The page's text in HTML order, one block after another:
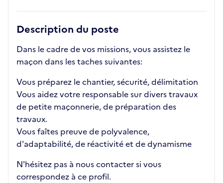
Description du poste
Dans le cadre de vos missions, vous assistez le
maçon dans les taches suivantes:
Vous préparez le chantier, sécurité, délimitation
Vous aidez votre responsable sur divers travaux
de petite maçonnerie, de préparation des
travaux.
Vous faîtes preuve de polyvalence,
d'adaptabilité, de réactivité et de dynamisme
N'hésitez pas à nous contacter si vous
correspondez à ce profil.